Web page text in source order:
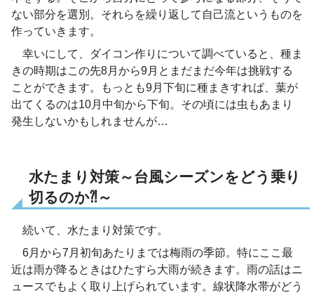
ない部分を選別。それらを繰り返して自己流というものを
作っていきます。
幸いにして、ダイコン作りについて調べていると、種ま
きの時期はこの先8月から9月とまだまだ今年は挑戦する
ことができます。もっとも9月下旬に種まきすれば、葉が
出てくるのは10月中旬から下旬。その頃には虫もあまり
発生しないかもしれませんが…
水たまり対策～台風シーズンをどう乗り
切るのか⁈～
続いて、水たまり対策です。
6月から7月初旬あたりまでは梅雨の季節。特にここ最
近は雨が降るときはひたすら大雨が続きます。雨の話はニ
ュースでもよく取り上げられています。線状降水帯がどう